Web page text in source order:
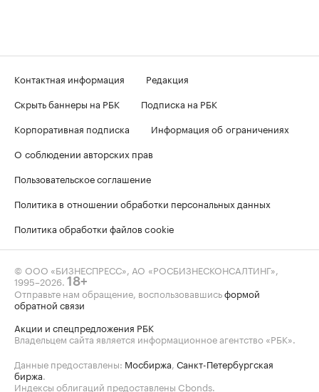
Контактная информация
Редакция
Скрыть баннеры на РБК
Подписка на РБК
Корпоративная подписка
Информация об ограничениях
О соблюдении авторских прав
Пользовательское соглашение
Политика в отношении обработки персональных данных
Политика обработки файлов cookie
© ООО «БИЗНЕСПРЕСС», АО «РОСБИЗНЕСКОНСАЛТИНГ»,
1995–2026. 18+
Отправьте нам обращение, воспользовавшисьформой
обратной связи
Акции и спецпредложения РБК
Владельцем сайта является информационное агентство «РБК».
Данные предоставлены: Мосбиржа, Санкт-Петербургская
биржа.
Индексы облигаций предоставлены Cbonds.